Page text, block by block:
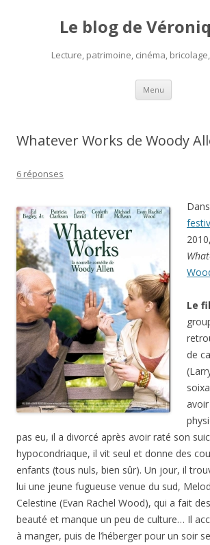
Le blog de
Lecture, patrimoine, cinéma,
Menu Aller
contenu
Whatever Works de Woody
6 réponses
Le
de
pas eu, il a divorcé après avoir raté son
hypocondriaque, il vit seul et donne des
enfants (tous nuls, bien sûr). Un jour, il
lui une jeune fugueuse venue du sud,
Celestine (Evan Rachel Wood), qui a fait
beauté et manque un peu de culture… Il
à manger, puis de l’héberger pour un soir